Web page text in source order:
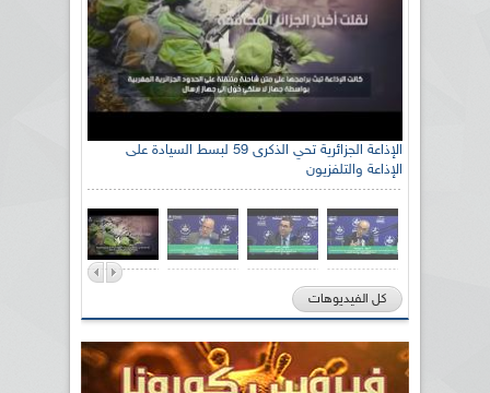
الإذاعة الجزائرية تحي الذكرى 59 لبسط السيادة على
الإذاعة والتلفزيون
كل الفيديوهات